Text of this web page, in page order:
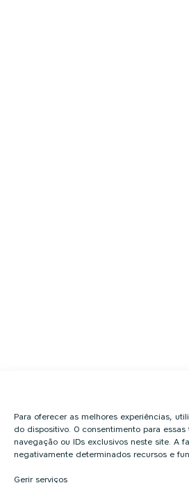
Para oferecer as melhores experiências,
do dispositivo. O consentimento para
navegação ou IDs exclusivos neste site. A
negativamente determinados recursos e
Gerir serviços